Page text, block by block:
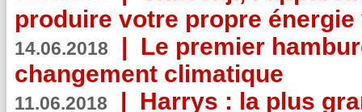
produire votre propre
14.06.2018 | Le premier
changement climatique
11.06.2018 | Harrys : la plus